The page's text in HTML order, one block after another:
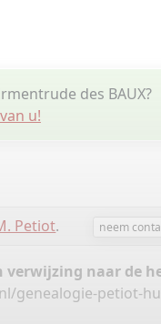
des BAUX?
u!
Petiot. neem
naar de
genealogie-petiot-